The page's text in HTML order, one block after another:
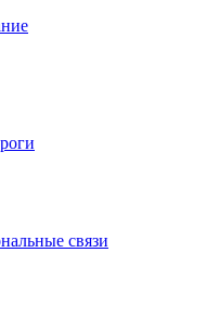
связи